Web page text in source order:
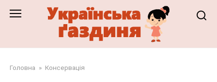
Головна » Консервація